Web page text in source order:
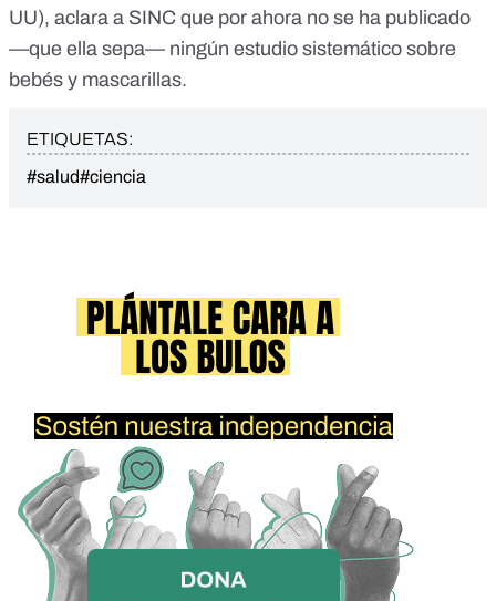
UU), aclara a SINC que por ahora no se ha publicado
—que ella sepa— ningún estudio sistemático sobre
bebés y mascarillas.
ETIQUETAS:
#salud#ciencia